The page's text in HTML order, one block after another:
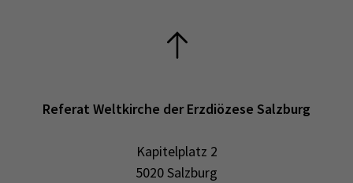
Referat Weltkirche der Erzdiözese Salzburg
Kapitelplatz 2
5020 Salzburg